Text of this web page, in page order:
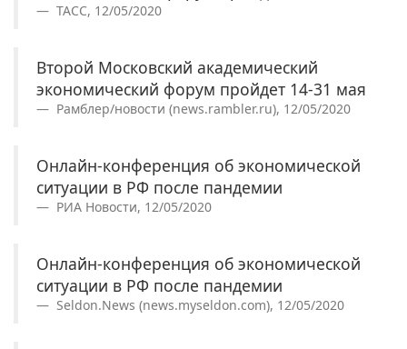
ТАСС, 12/05/2020
Второй Московский академический
экономический форум пройдет 14-31 мая
Рамблер/новости (news.rambler.ru), 12/05/2020
Онлайн-конференция об экономической
ситуации в РФ после пандемии
РИА Новости, 12/05/2020
Онлайн-конференция об экономической
ситуации в РФ после пандемии
Seldon.News (news.myseldon.com), 12/05/2020